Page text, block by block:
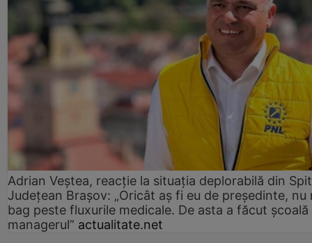
Adrian Veștea, reacție la situația deplorabilă din
Județean Brașov: „Oricât aș fi eu de președinte, nu
bag peste fluxurile medicale. De asta a făcut școală
managerul” actualitate.net